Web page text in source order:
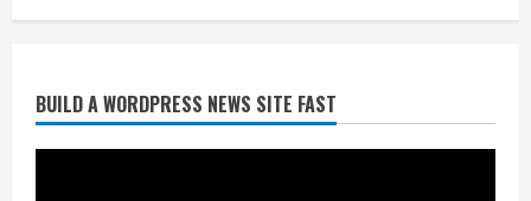
BUILD A WORDPRESS NEWS SITE FAST
July 24, 2026
निर्धारित मानक व नियम का बारीकी से किया
जाएगा परीक्षण, तब कार्रवाई